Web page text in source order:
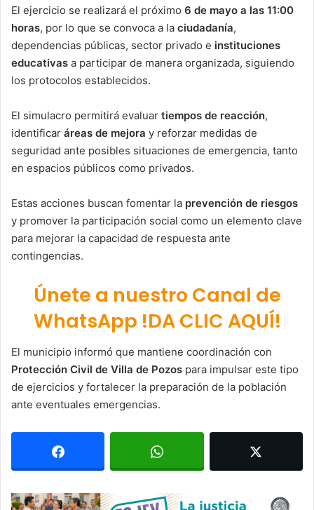
El ejercicio se realizará el próximo 6 de mayo a las 11:00
horas, por lo que se convoca a la ciudadanía,
dependencias públicas, sector privado e instituciones
educativas a participar de manera organizada, siguiendo
los protocolos establecidos.
El simulacro permitirá evaluar tiempos de reacción,
identificar áreas de mejora y reforzar medidas de
seguridad ante posibles situaciones de emergencia, tanto
en espacios públicos como privados.
Estas acciones buscan fomentar la prevención de riesgos
y promover la participación social como un elemento clave
para mejorar la capacidad de respuesta ante
contingencias.
Únete a nuestro Canal de
WhatsApp !DA CLIC AQUÍ!
El municipio informó que mantiene coordinación con
Protección Civil de Villa de Pozos para impulsar este tipo
de ejercicios y fortalecer la preparación de la población
ante eventuales emergencias.